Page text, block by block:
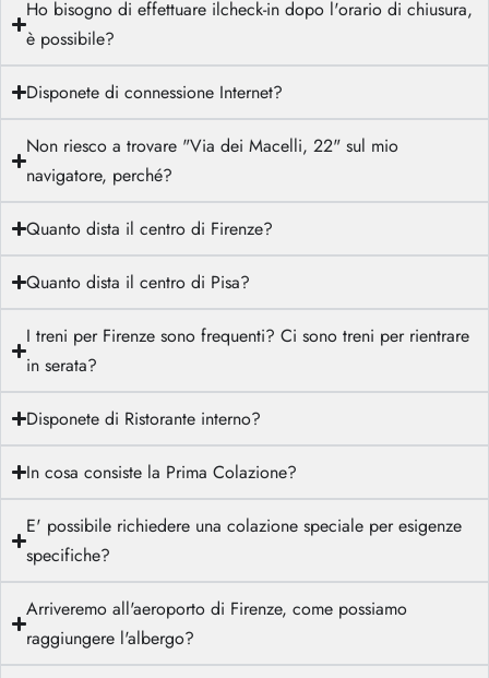
Ho bisogno di effettuare ilcheck-in dopo l'orario di chiusura,
è possibile?
Disponete di connessione Internet?
Non riesco a trovare "Via dei Macelli, 22" sul mio
navigatore, perché?
Quanto dista il centro di Firenze?
Quanto dista il centro di Pisa?
I treni per Firenze sono frequenti? Ci sono treni per rientrare
in serata?
Disponete di Ristorante interno?
In cosa consiste la Prima Colazione?
E' possibile richiedere una colazione speciale per esigenze
specifiche?
Arriveremo all'aeroporto di Firenze, come possiamo
raggiungere l'albergo?